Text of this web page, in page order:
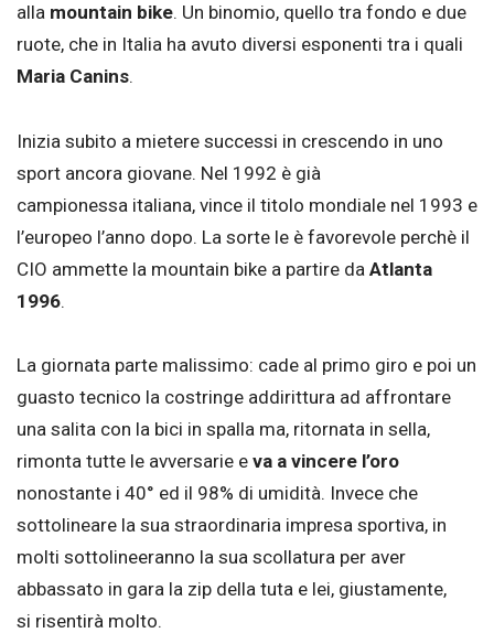
alla mountain bike. Un binomio, quello tra fondo e due
ruote, che in Italia ha avuto diversi esponenti tra i quali
Maria Canins.
Inizia subito a mietere successi in crescendo in uno
sport ancora giovane. Nel 1992 è già
campionessa italiana, vince il titolo mondiale nel 1993 e
l’europeo l’anno dopo. La sorte le è favorevole perchè il
CIO ammette la mountain bike a partire da Atlanta
1996.
La giornata parte malissimo: cade al primo giro e poi un
guasto tecnico la costringe addirittura ad affrontare
una salita con la bici in spalla ma, ritornata in sella,
rimonta tutte le avversarie e va a vincere l’oro
nonostante i 40° ed il 98% di umidità. Invece che
sottolineare la sua straordinaria impresa sportiva, in
molti sottolineeranno la sua scollatura per aver
abbassato in gara la zip della tuta e lei, giustamente,
si risentirà molto.